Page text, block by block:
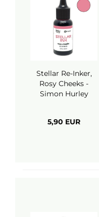
Stellar Re-Inker,
Rosy Cheeks -
Simon Hurley
5,90 EUR